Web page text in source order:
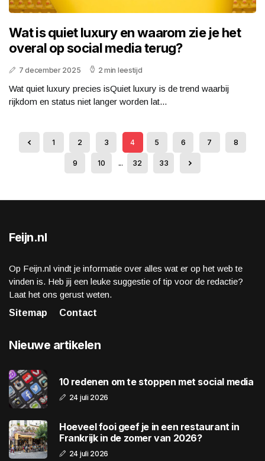
Wat is quiet luxury en waarom zie je het
overal op social media terug?
7 december 2025 2 min leestijd
Wat quiet luxury precies isQuiet luxury is de trend waarbij
rijkdom en status niet langer worden lat...
1 2 3 4 5 6 7 8
9 10 ... 32 33
Feijn.nl
Op Feijn.nl vindt je informatie over alles wat er op het web te
vinden is. Heb jij een leuke suggestie of tip voor de redactie?
Laat het ons gerust weten.
Sitemap
Contact
Nieuwe artikelen
10 redenen om te stoppen met social media
24 juli 2026
Hoeveel fooi geef je in een restaurant in
Frankrijk in de zomer van 2026?
24 juli 2026